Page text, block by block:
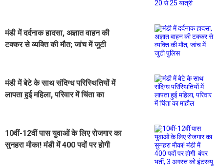
मंडी में दर्दनाक हादसा, अज्ञात वाहन की
टक्कर से व्यक्ति की मौत; जांच में जुटी
मंडी में बेटे के साथ संदिग्ध परिस्थितियों में
लापता हुई महिला, परिवार में चिंता का
10वीं-12वीं पास युवाओं के लिए रोजगार का
सुनहरा मौका! मंडी में 400 पदों पर होगी